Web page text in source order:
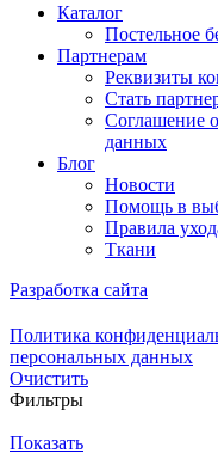
Каталог
Постельное
Партнерам
Реквизиты
Стать
Соглашение
данных
Блог
Новости
Помощь в
Правила
Ткани
Разработка сайта
Политика
персональных данных
Очистить
Фильтры
Показать